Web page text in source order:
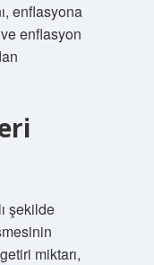
enflasyona
enflasyon
şekilde
miktarı,